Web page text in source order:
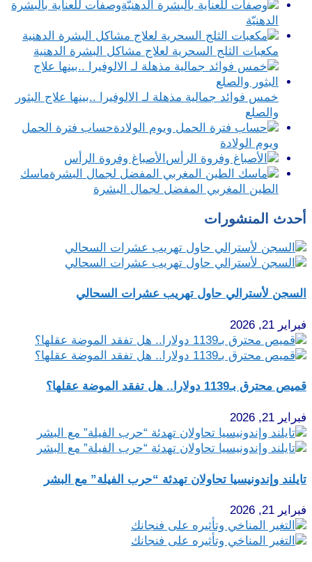
وصفات للعناية بالبشرة
الدهنيّة
مكعبات الثلج السحرية لعلاج مشاكل البشرة الدهنية
خمس فوائد جمالية مذهلة لـ الالوفيرا ..بينها علاج البثور
والصلع
حساب فترة الحمل
ويوم الولادة
الأصباغ وفروة الرأس
ماسك
الطين المغربي المفضل لجمال البشرة
أحدث المنشورات
السجن لأسترالي حاول تهريب عشرات السحالي
فبراير 21, 2026
قميص محترق بـ1139 دولارا.. هل تفقد الموضة عقلها؟
فبراير 21, 2026
تايلند وإندونيسيا تحاولان تهدئة “حرب الفيلة” مع البشر
فبراير 21, 2026